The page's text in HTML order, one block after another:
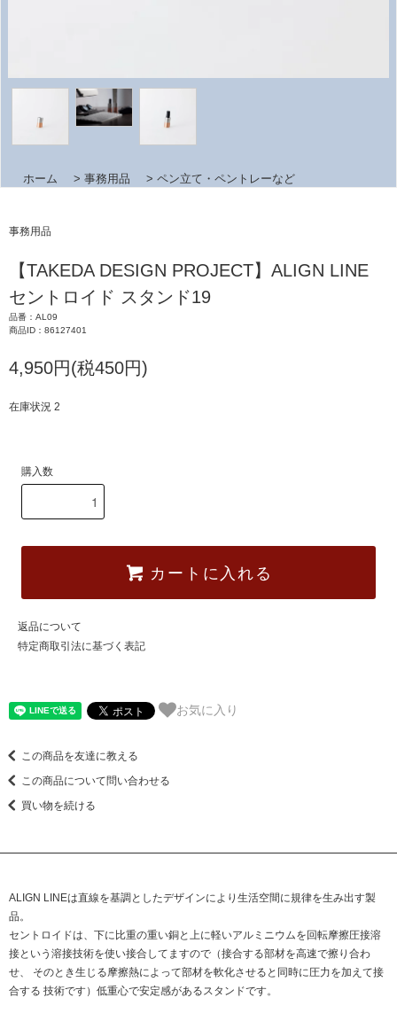
ホーム > 事務用品 > ペン立て・ペントレーなど
事務用品
【TAKEDA DESIGN PROJECT】ALIGN LINE
セントロイド スタンド19
品番：AL09
商品ID：86127401
4,950円(税450円)
在庫状況 2
購入数
カートに入れる
返品について
特定商取引法に基づく表記
お気に入り
この商品を友達に教える
この商品について問い合わせる
買い物を続ける
ALIGN LINEは直線を基調としたデザインにより生活空間に規律を生み出す製
品。
セントロイドは、下に比重の重い銅と上に軽いアルミニウムを回転摩擦圧接溶
接という溶接技術を使い接合してますので（接合する部材を高速で擦り合わ
せ、 そのとき生じる摩擦熱によって部材を軟化させると同時に圧力を加えて接
合する 技術です）低重心で安定感があるスタンドです。